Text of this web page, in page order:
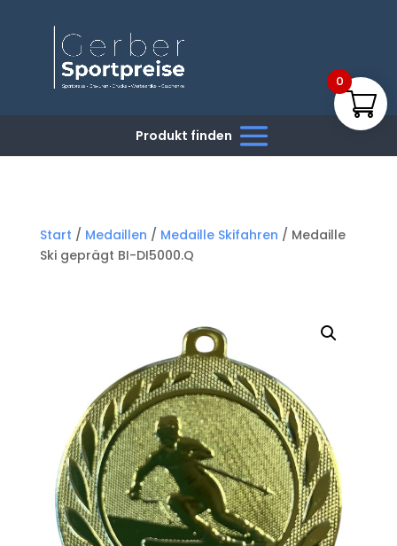
Start / Medaillen / Medaille Skifahren / Medaille
Ski geprägt BI-DI5000.Q
0